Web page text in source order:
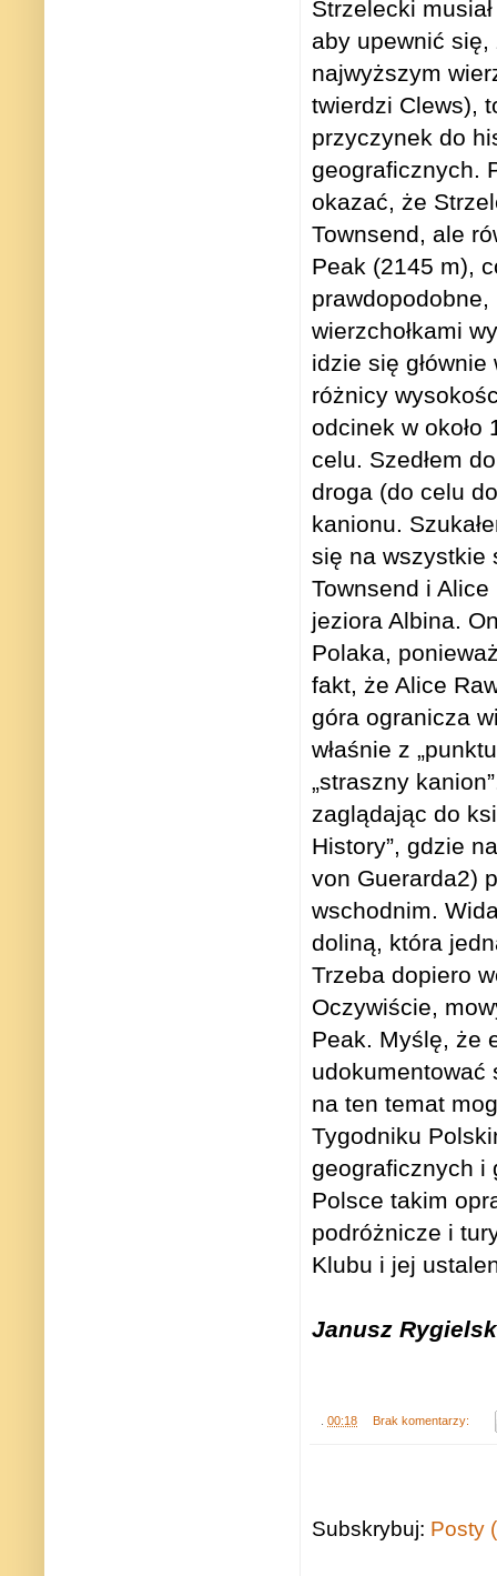
Strzelecki
aby upewnić
najwyższym
twierdzi Clews),
przyczynek do
geograficznych.
okazać, że
Townsend, ale
Peak (2145 m),
prawdopodobne,
wierzchołkami
idzie się głównie
różnicy
odcinek w około
celu. Szedłem
droga (do celu
kanionu.
się na wszystkie
Townsend i
jeziora Albina.
Polaka,
fakt, że Alice
góra ogranicza
właśnie z
„straszny
zaglądając do
History”, gdzie
von Guerarda2)
wschodnim.
doliną, która
Trzeba dopiero
Oczywiście,
Peak. Myślę, że
udokumentować
na ten temat
Tygodniku
geograficznych i
Polsce takim
podróżnicze i
Klubu i jej
Janusz
00:18 Brak komentarzy:
Subskrybuj: Posty